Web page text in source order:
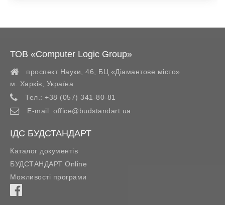
ТОВ «Computer Logic Group»
проспект Науки, 46, БЦ «Діамантове місто»
м. Харків
Україна
Тел.: +38 (057) 341-80-81
E-mail: office@budstandart.ua
ІДС БУДСТАНДАРТ
Каталог документів
БУДСТАНДАРТ Online
Можливості програми